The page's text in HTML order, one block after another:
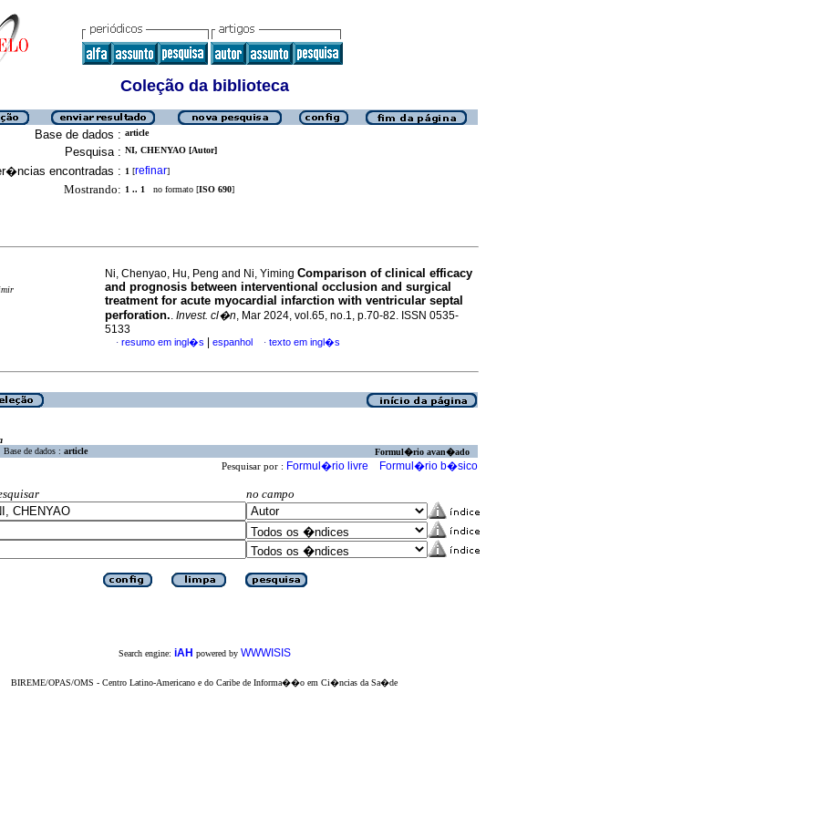
Coleção da biblioteca
Base de dados : article
Pesquisa : NI, CHENYAO [Autor]
encontradas : 1 [refinar]
Mostrando: 1 .. 1 no formato [ISO 690]
Ni, Chenyao, Hu, Peng and Ni, Yiming Comparison of clinical efficacy
and prognosis between interventional occlusion and surgical
treatment for acute myocardial infarction with ventricular septal
perforation.. Invest. cl�n, Mar 2024, vol.65, no.1, p.70-82. ISSN 0535-
5133
· resumo em ingl�s espanhol · texto em ingl�s
Base de dados : article Formul�rio avan�ado
Pesquisar por : Formul�rio livre Formul�rio b�sico
no campo
Search engine: iAH powered by WWWISIS
BIREME/OPAS/OMS - Centro Latino-Americano e do Caribe de Informa��o em Ci�ncias da Sa�de